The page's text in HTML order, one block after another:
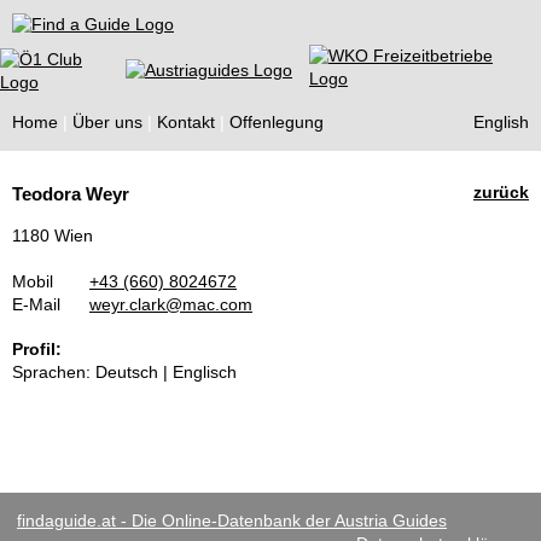
Find a Guide
Home Über uns Kontakt Offenlegung English
Guides
zurück
Teodora Weyr
1180 Wien
Mobil
+43 (660) 8024672
E-Mail
weyr.clark@mac.com
Profil:
Sprachen: Deutsch | Englisch
findaguide.at - Die Online-Datenbank der Austria Guides